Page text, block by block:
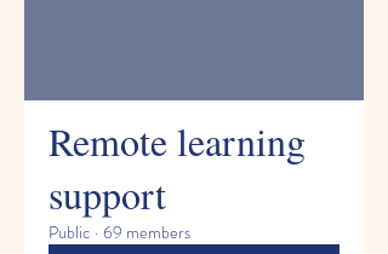
Remote learning
support
Public · 69 members